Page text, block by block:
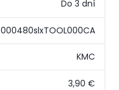
Do 3 dní
000480slxTOOL000CA
KMC
3,90 €